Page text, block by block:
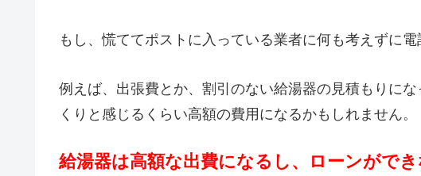
もし、慌ててポストに入っている業者に何も考えずに
例えば、出張費とか、割引のない給湯器の見積もりに
くりと感じるくらい高額の費用になるかもしれません。
給湯器は高額な出費になるし、ローンができ